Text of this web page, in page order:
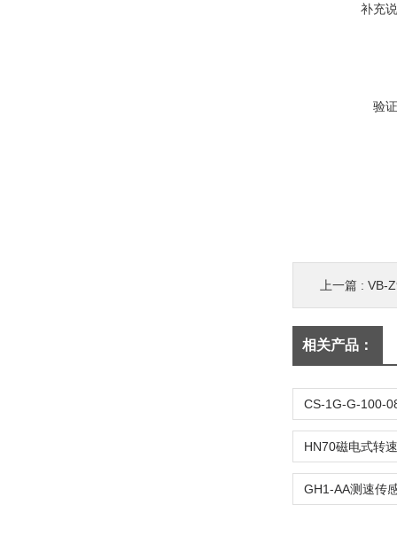
补充
验
上一篇 : VB-
相关产品：